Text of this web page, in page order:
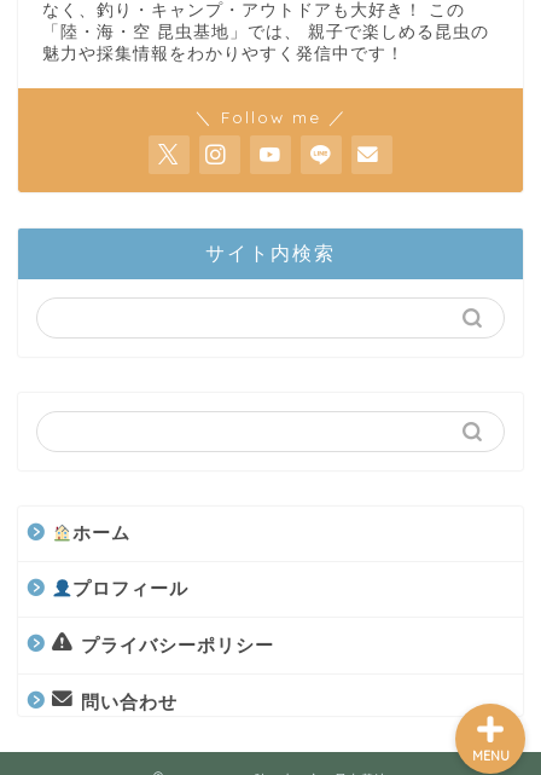
なく、釣り・キャンプ・アウトドアも大好き！ この
「陸・海・空 昆虫基地」では、 親子で楽しめる昆虫の
魅力や採集情報をわかりやすく発信中です！
＼ Follow me ／
サイト内検索
ホーム
プロフィール
プライバシーポリシー
問い合わせ
MENU
陸上部隊
世界のカブトムシ